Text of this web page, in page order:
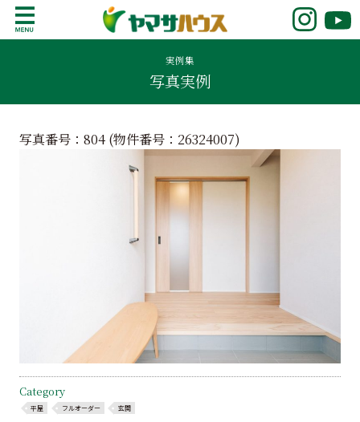
o
鹿児島で注文住宅ならヤマサハウス
新築の注文住宅や建売モデルハウスをお探し
の方はこちら。鹿児島県内で11年連続ナンバ
ーワンの実績を誇る、絆の家でおなじみの
ヤマサハウス。展示場情報や家づくりのこだ
実例集
写真実例
写真番号：804 (物件番号： 26324007)
Category
平屋 フルオーダー 玄関